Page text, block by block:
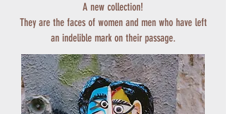
A new collection!
They are the faces of women and men who have left
an indelible mark on their passage.